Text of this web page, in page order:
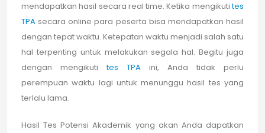
mendapatkan hasil secara real time. Ketika mengikutites
TPA secara online para peserta bisa mendapatkan hasil
dengan tepat waktu. Ketepatan waktu menjadi salah satu
hal terpenting untuk melakukan segala hal. Begitu juga
dengan mengikutites TPA ini, Anda tidak perlu
perempuan waktu lagi untuk menunggu hasil tes yang
terlalu lama.
Hasil Tes Potensi Akademik yang akan Anda dapatkan